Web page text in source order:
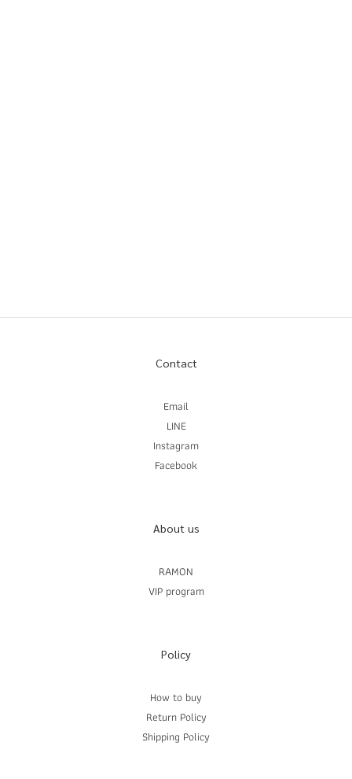
Contact
Email
LINE
Instagram
Facebook
About us
RAMON
VIP program
Policy
How to buy
Return Policy
Shipping Policy